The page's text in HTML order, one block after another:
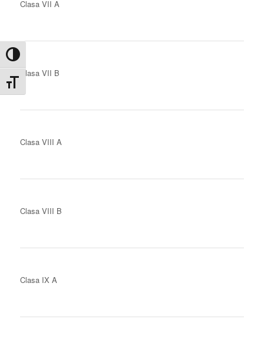
Toggle High Contrast
Toggle Font size
Clasa VII A
Clasa VII B
Clasa VIII A
Clasa VIII B
Clasa IX A